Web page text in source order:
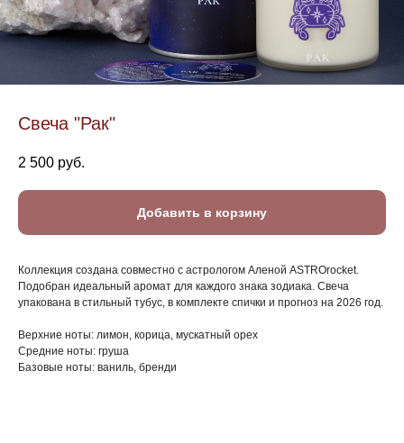
Свеча "Рак"
2 500 руб.
Добавить в корзину
Коллекция создана совместно с астрологом Аленой ASTROrocket.
Подобран идеальный аромат для каждого знака зодиака. Свеча
упакована в стильный тубус, в комплекте спички и прогноз на 2026 год.
Верхние ноты: лимон, корица, мускатный орех
Средние ноты: груша
Базовые ноты: ваниль, бренди